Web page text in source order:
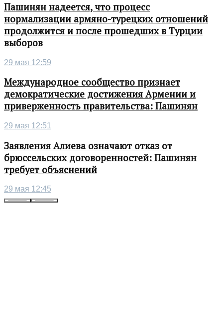
Пашинян надеется, что процесс
нормализации армяно-турецких отношений
продолжится и после прошедших в Турции
выборов
29 мая 12:59
Международное сообщество признает
демократические достижения Армении и
приверженность правительства: Пашинян
29 мая 12:51
Заявления Алиева означают отказ от
брюссельских договоренностей: Пашинян
требует объяснений
29 мая 12:45